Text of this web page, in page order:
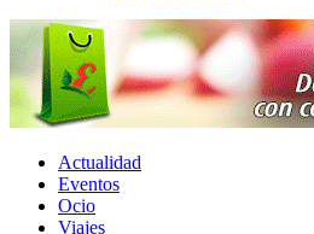
Actualidad
Eventos
Ocio
Viajes